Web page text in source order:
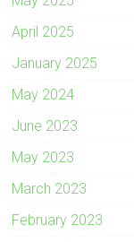
April 2025
January 2025
May 2024
June 2023
May 2023
March 2023
February 2023